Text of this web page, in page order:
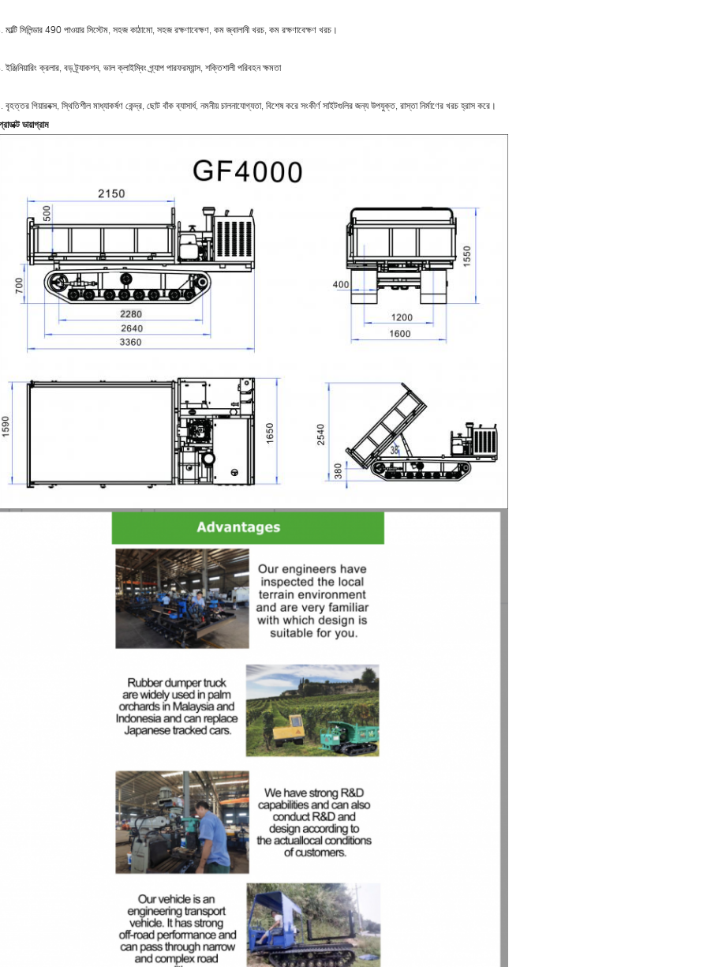
মাল্টি সিলিন্ডার 490 পাওয়ার সিস্টেম, সহজ কাঠামো, সহজ রক্ষণাবেক্ষণ, কম জ্বালানী খরচ, কম রক্ষণাবেক্ষণ খরচ।
ইঞ্জিনিয়ারিং ক্রলার, বড় ট্র্যাকশন, ভাল ক্লাইম্বিং গ্র্যাপ পারফরম্যান্স, শক্তিশালী পরিবহন ক্ষমতা
বৃহত্তর গিয়ারবক্স, স্থিতিশীল মাধ্যাকর্ষণ কেন্দ্র, ছোট বাঁক ব্যাসার্ধ, নমনীয় চালনাযোগ্যতা, বিশেষ করে সংকীর্ণ সাইটগুলির জন্য উপযুক্ত, রাস্তা নির্মাণের খরচ হ্রাস করে।
ডায়াগ্রাম